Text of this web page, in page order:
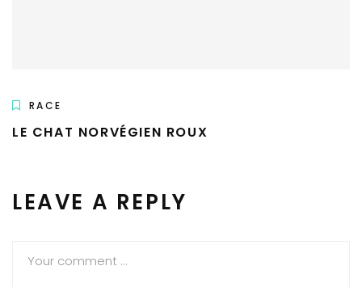
RACE
LE CHAT NORVÉGIEN ROUX
LEAVE A REPLY